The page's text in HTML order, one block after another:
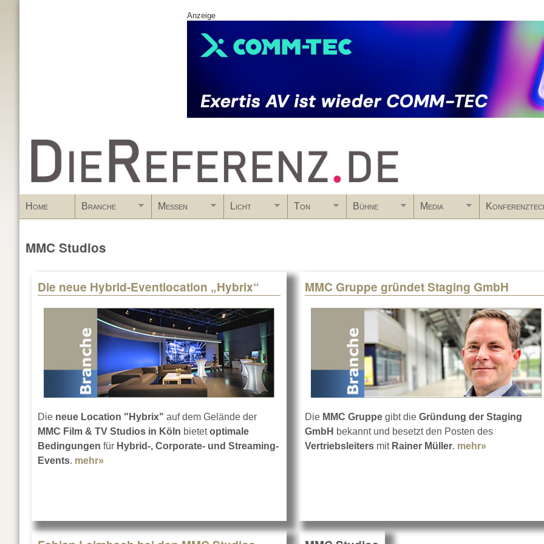
Anzeige
www.DieReferenz.de
Home Branche Messen Licht Ton Bühne Media
MMC Studios
Die neue Hybrid-Eventlocation „Hybrix“
Die neue Location "Hybrix" auf dem Gelände der
MMC Film & TV Studios in Köln bietetoptimale
Bedingungen für Hybrid-, Corporate- und Streaming-
Events. mehr»
MMC Gruppe gründet Staging GmbH
Die MMC Gruppe gibt die Gründung der Staging
GmbH bekannt und besetzt den Posten des
Vertriebsleiters mit Rainer Müller. mehr» about